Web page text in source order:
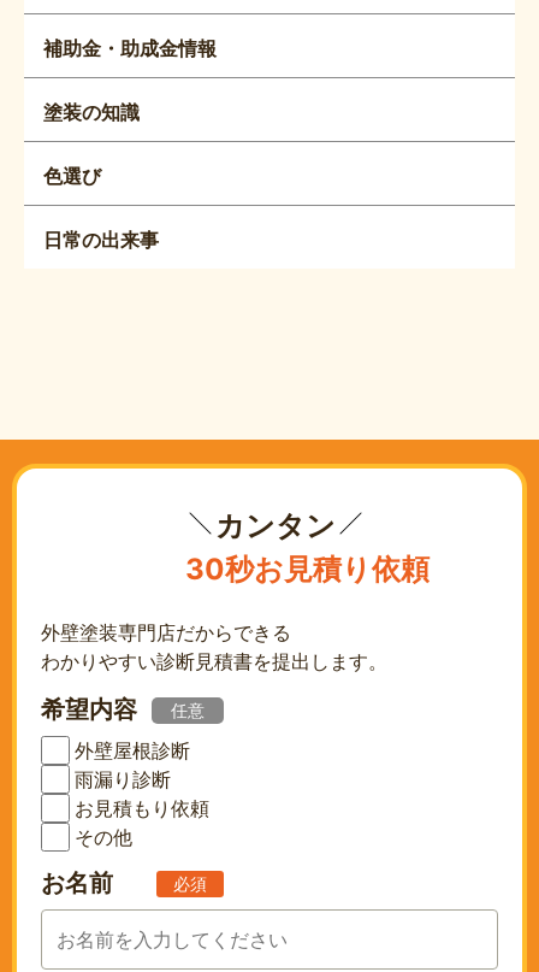
補助金・助成金情報
塗装の知識
色選び
日常の出来事
カンタン
30秒お見積り依頼
外壁塗装専門店だからできる
わかりやすい診断見積書を提出します。
希望内容 任意
外壁屋根診断
雨漏り診断
お見積もり依頼
その他
お名前 必須